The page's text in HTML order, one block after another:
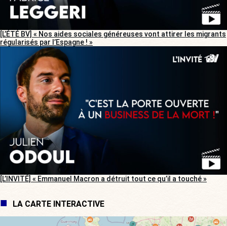
[L’ÉTÉ BV] « Nos aides sociales généreuses vont attirer les migrants
régularisés par l’Espagne ! »
[L’INVITÉ] « Emmanuel Macron a détruit tout ce qu’il a touché »
LA CARTE INTERACTIVE